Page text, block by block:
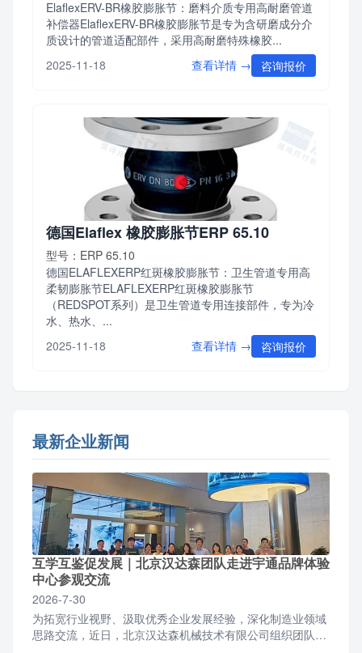
ElaflexERV-BR橡胶膨胀节：磨料介质专用高耐磨管道
补偿器ElaflexERV-BR橡胶膨胀节是专为含研磨成分介
质设计的管道适配部件，采用高耐磨特殊橡胶...
2025-11-18
查看详情 → 咨询报价
德国Elaflex 橡胶膨胀节ERP 65.10
型号：ERP 65.10
德国ELAFLEXERP红斑橡胶膨胀节：卫生管道专用高
柔韧膨胀节ELAFLEXERP红斑橡胶膨胀节
（REDSPOT系列）是卫生管道专用连接部件，专为冷
水、热水、...
2025-11-18
查看详情 → 咨询报价
最新企业新闻
互学互鉴促发展｜北京汉达森团队走进宇通品牌体验
中心参观交流
2026-7-30
为拓宽行业视野、汲取优秀企业发展经验，深化制造业领域
思路交流，近日，北京汉达森机械技术有限公司组织团队前